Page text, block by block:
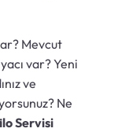
Mevcut
var? Yeni
ve
Ne
Servisi